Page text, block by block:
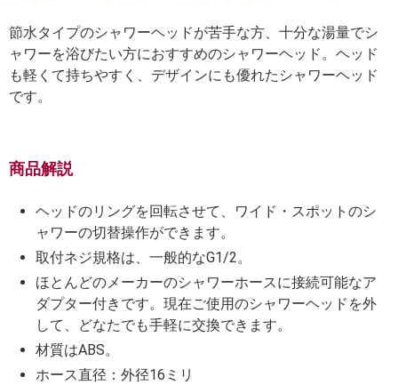
節水タイプのシャワーヘッドが苦手な方、十分な湯量でシ
ャワーを浴びたい方におすすめのシャワーヘッド。ヘッド
も軽くて持ちやすく、デザインにも優れたシャワーヘッド
です。
商品解説
ヘッドのリングを回転させて、ワイド・スポットのシ
ャワーの切替操作ができます。
取付ネジ規格は、一般的なG1/2。
ほとんどのメーカーのシャワーホースに接続可能なア
ダプター付きです。現在ご使用のシャワーヘッドを外
して、どなたでも手軽に交換できます。
材質はABS。
ホース直径：外径16ミリ